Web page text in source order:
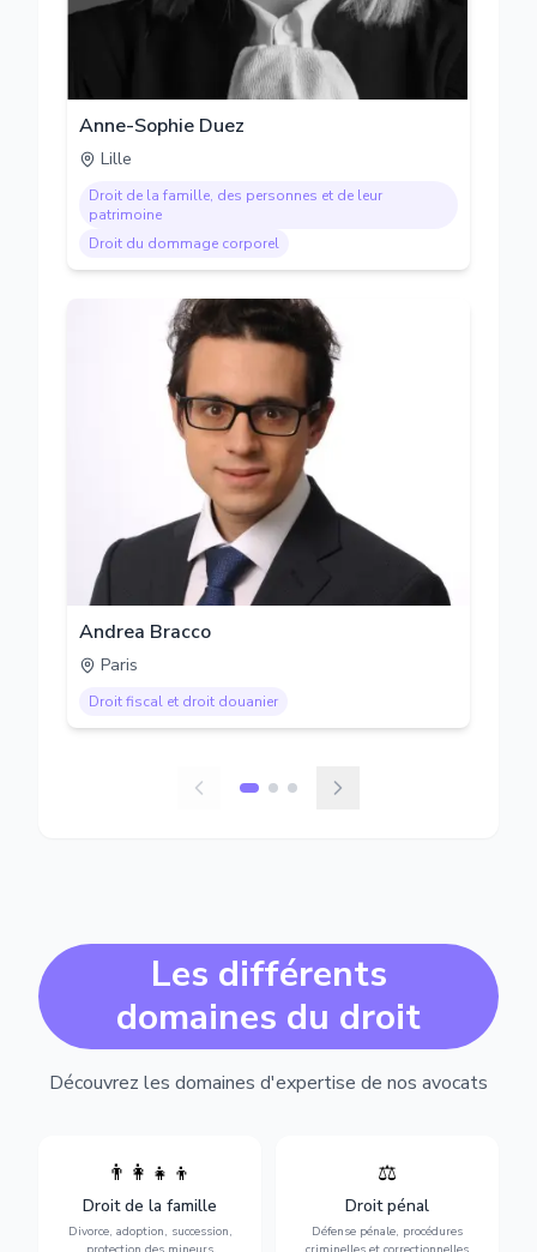
Anne-Sophie Duez
Lille
Droit de la famille, des personnes et de leur
patrimoine
Droit du dommage corporel
Andrea Bracco
Paris
Droit fiscal et droit douanier
Les différents
domaines du droit
Découvrez les domaines d'expertise de nos avocats
👨‍👩‍👧‍👦
Droit de la famille
Divorce, adoption, succession,
Divorce, garde d'enfants,
adoption, succession et
protection des personnes
vulnérables.
⚖️
Droit pénal
Défense pénale, procédures
Expertise en matière pénale,
vue jusqu'au procès, pour
toute affaire correctionnelle
ou criminelle.